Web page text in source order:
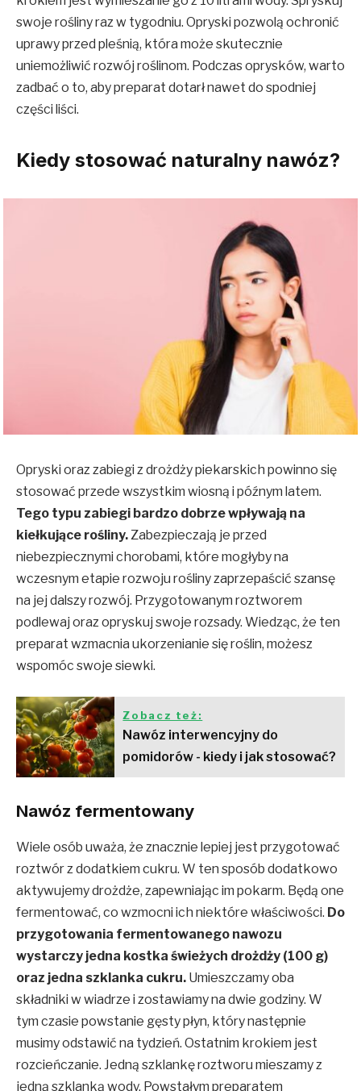
swoje rośliny raz w tygodniu. Opryski pozwolą ochronić
uprawy przed pleśnią, która może skutecznie
uniemożliwić rozwój roślinom. Podczas oprysków, warto
zadbać o to, aby preparat dotarł nawet do spodniej
części liści.
Kiedy stosować naturalny nawóz?
Opryski oraz zabiegi z drożdży piekarskich powinno się
stosować przede wszystkim wiosną i późnym latem.
Tego typu zabiegi bardzo dobrze wpływają na
kiełkujące rośliny.Zabezpieczają je przed
niebezpiecznymi chorobami, które mogłyby na
wczesnym etapie rozwoju rośliny zaprzepaścić szansę
na jej dalszy rozwój. Przygotowanym roztworem
podlewaj oraz opryskuj swoje rozsady. Wiedząc, że ten
preparat wzmacnia ukorzenianie się roślin, możesz
wspomóc swoje siewki.
Zobacz też:
Nawóz interwencyjny do
pomidorów - kiedy i jak stosować?
Nawóz fermentowany
Wiele osób uważa, że znacznie lepiej jest przygotować
roztwór z dodatkiem cukru. W ten sposób dodatkowo
aktywujemy drożdże, zapewniając im pokarm. Będą one
fermentować, co wzmocni ich niektóre właściwości. Do
przygotowania fermentowanego nawozu
wystarczy jedna kostka świeżych drożdży (100 g)
oraz jedna szklanka cukru. Umieszczamy oba
składniki w wiadrze i zostawiamy na dwie godziny. W
tym czasie powstanie gęsty płyn, który następnie
musimy odstawić na tydzień. Ostatnim krokiem jest
rozcieńczanie. Jedną szklankę roztworu mieszamy z
jedną szklanką wody. Powstałym preparatem